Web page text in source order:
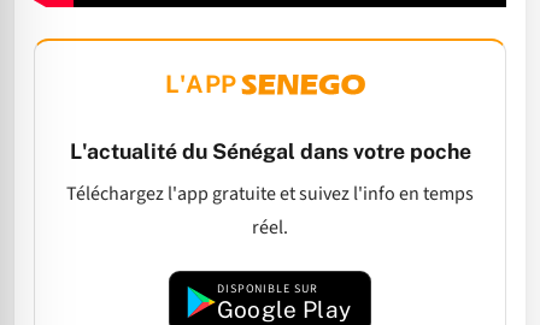
L'APP
L'actualité du Sénégal dans votre poche
Téléchargez l'app gratuite et suivez l'info en temps
réel.
DISPONIBLE SUR
Google Play